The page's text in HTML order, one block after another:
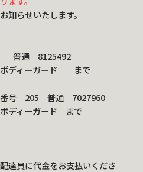
知らせいたします。
普通 8125492
ボディーガード まで
番号 205 普通 7027960
ディーガード まで
達員に代金をお支払いくださ